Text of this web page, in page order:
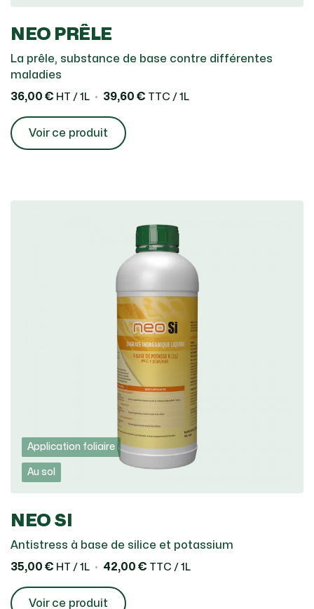
NEO PRÊLE
La prêle, substance de base contre différentes
maladies
36,00 € HT / 1L 39,60 € TTC / 1L
Voir ce produit
Application foliaire
Au sol
NEO SI
Antistress à base de silice et potassium
35,00 € HT / 1L 42,00 € TTC / 1L
Voir ce produit